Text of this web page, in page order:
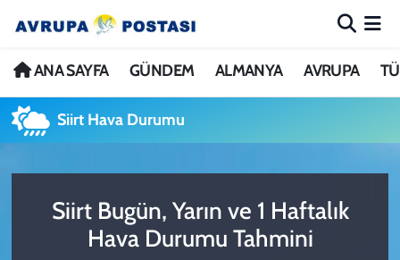
ANA SAYFA GÜNDEM ALMANYA AVRUPA
Siirt Hava Durumu
Siirt Bugün, Yarın ve 1 Haftalık
Hava Durumu Tahmini
ANA SAYFA
GÜNDEM
AVRUPA
TÜRKİYE
Nöbetçi Eczaneler
Hava Durumu
Trafik Durumu
Avrupa Ligi Puan Durumu ve Fikstür